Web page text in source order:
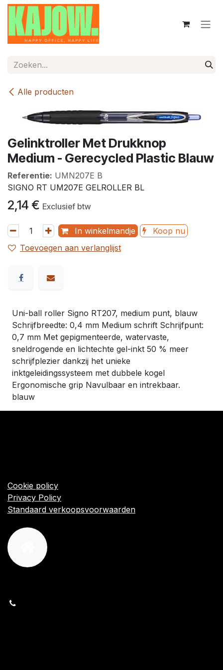
Overslaan naar inhoud
Alle producten
Gelinktroller Met Drukknop
Medium - Gerecycled Plastic Blauw
Referentie: UMN207E B
SIGNO RT UM207E GELROLLER BL
2,14 € Exclusief btw
In winkelmandje
Koop nu
Toevoegen aan verlanglijst
Uni-ball roller Signo RT207, medium punt, blauw
Schrijfbreedte: 0,4 mm Medium schrift Schrijfpunt:
0,7 mm Met gepigmenteerde, watervaste,
sneldrogende en lichtechte gel-inkt 50 % meer
schrijfplezier dankzij het unieke
inktgeleidingssysteem met dubbele kogel
Ergonomische grip Navulbaar en intrekbaar.
blauw
Cookie policy
Privacy Policy
Standaard verkoopsvoorwaarden